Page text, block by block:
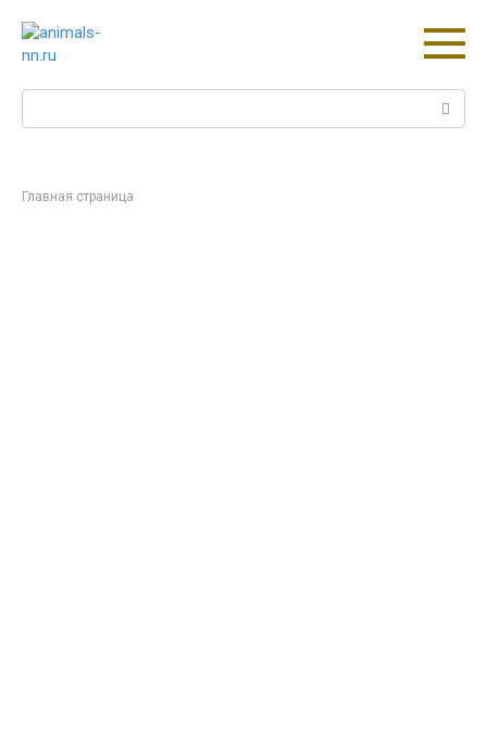
контенту
Поиск:
Главная страница